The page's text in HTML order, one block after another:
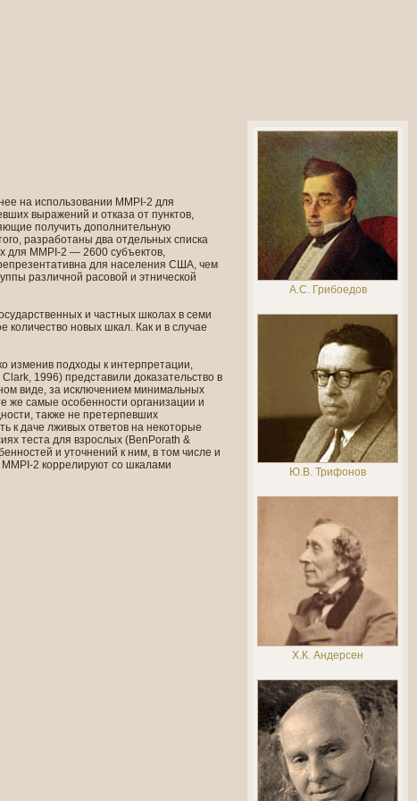
на использовании MMPI-2 для
выражений и отказа от пунктов,
получить дополнительную
разработаны два отдельных списка
для MMPI-2 — 2600 субъектов,
для населения США, чем
различной расовой и этнической
и частных школах в семи
новых шкал. Как и в случае
изменив подходы к интерпретации,
1996) представили доказательство в
виде, за исключением минимальных
же самые особенности организации и
также не претерпевших
к даче лживых ответов на некоторые
теста для взрослых (BenPorath &
и уточнений к ним, в том числе и
2 коррелируют со шкалами
А.С. Грибоедов
Ю.В. Трифонов
Х.К. Андерсен